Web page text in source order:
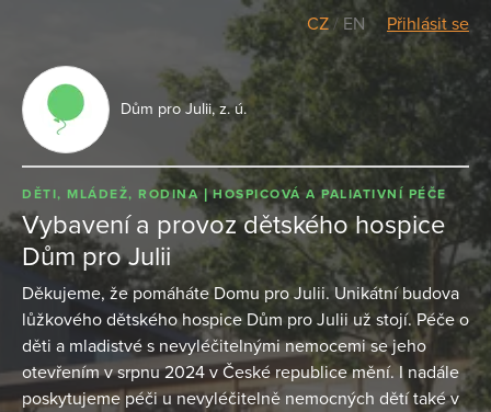
CZ / EN Přihlásit se
Dům pro Julii, z. ú.
DĚTI, MLÁDEŽ, RODINA HOSPICOVÁ A PALIATIVNÍ PÉČE
Vybavení a provoz dětského hospice
Dům pro Julii
Děkujeme, že pomáháte Domu pro Julii. Unikátní budova
lůžkového dětského hospice Dům pro Julii už stojí. Péče o
děti a mladistvé s nevyléčitelnými nemocemi se jeho
otevřením v srpnu 2024 v České republice mění. I nadále
poskytujeme péči u nevyléčitelně nemocných dětí také v